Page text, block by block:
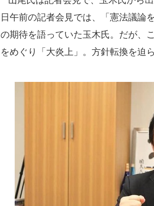
日午前の記者会見では、「憲法議論
の期待を語っていた玉木氏。だが、
をめぐり「大炎上」。方針転換を迫ら